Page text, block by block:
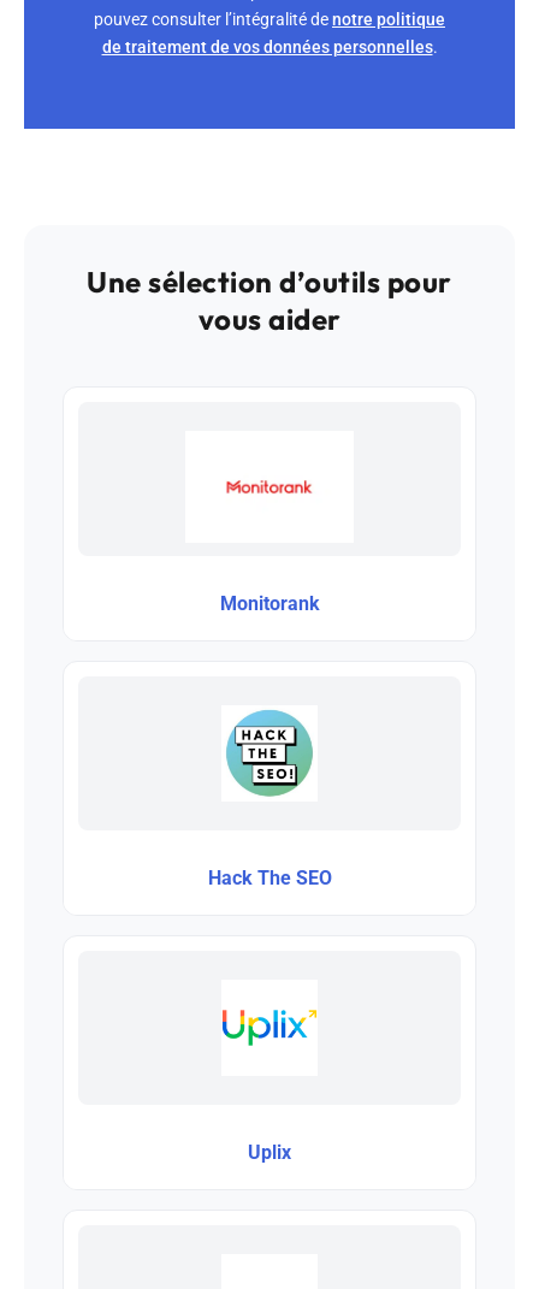
pouvez consulter l’intégralité denotre politique
de traitement de vos données personnelles.
Une sélection d’outils pour
vous aider
Monitorank
Hack The SEO
Uplix